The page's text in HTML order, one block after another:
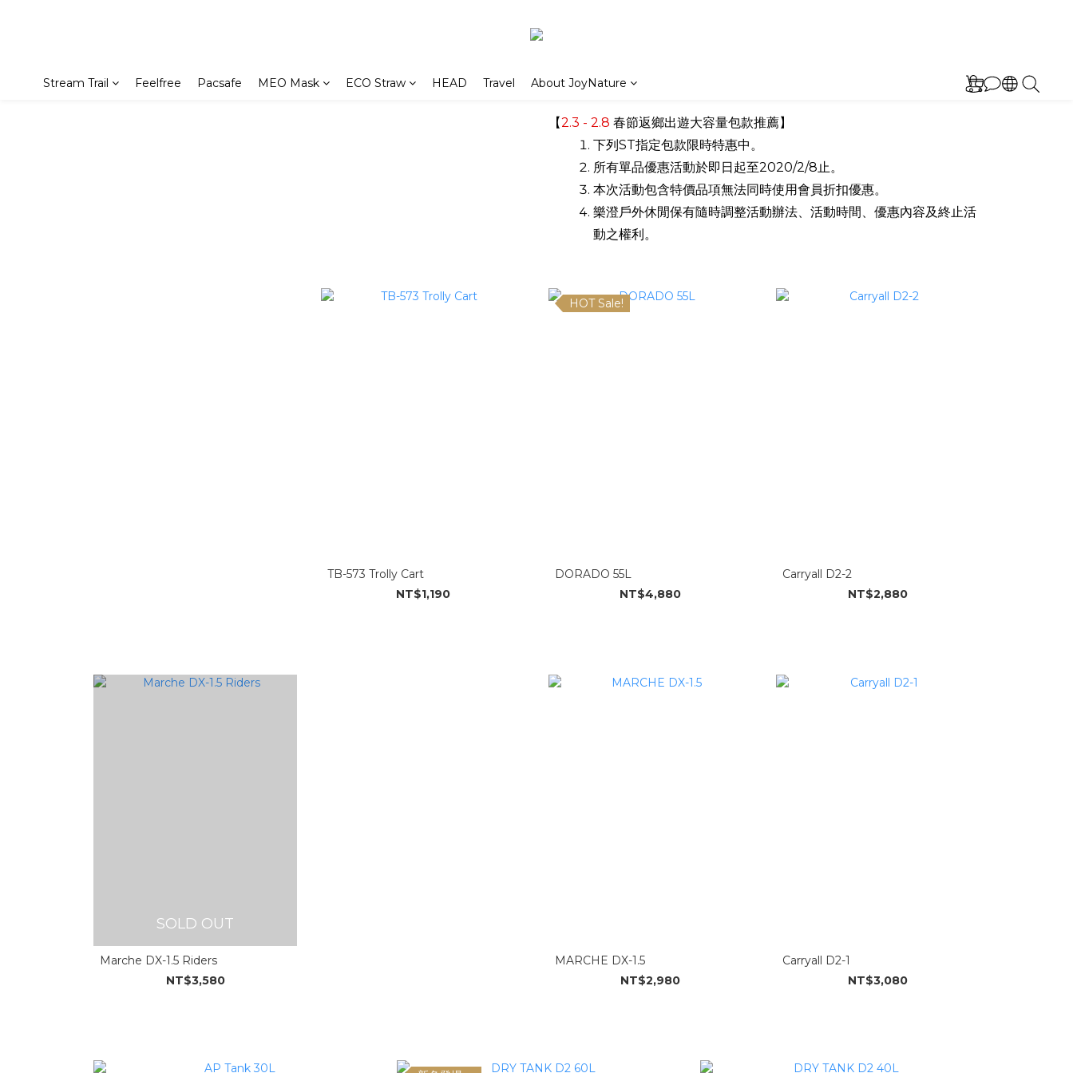
Stream Trail Feelfree Pacsafe MEO Mask ECO Straw HEAD Travel About JoyNature
【2.3 - 2.8 春節返鄉出遊大容量包款推薦】
下列ST指定包款限時特惠中。
所有單品優惠活動於即日起至2020/2/8止。
本次活動包含特價品項無法同時使用會員折扣優惠。
樂澄戶外休閒保有隨時調整活動辦法、活動時間、優惠內容及終止活
動之權利。
TB-573 Trolly Cart
NT$1,190
HOT Sale!
DORADO 55L
NT$4,880
Carryall D2-2
NT$2,880
SOLD OUT
Marche DX-1.5 Riders
NT$3,580
MARCHE DX-1.5
NT$2,980
Carryall D2-1
NT$3,080